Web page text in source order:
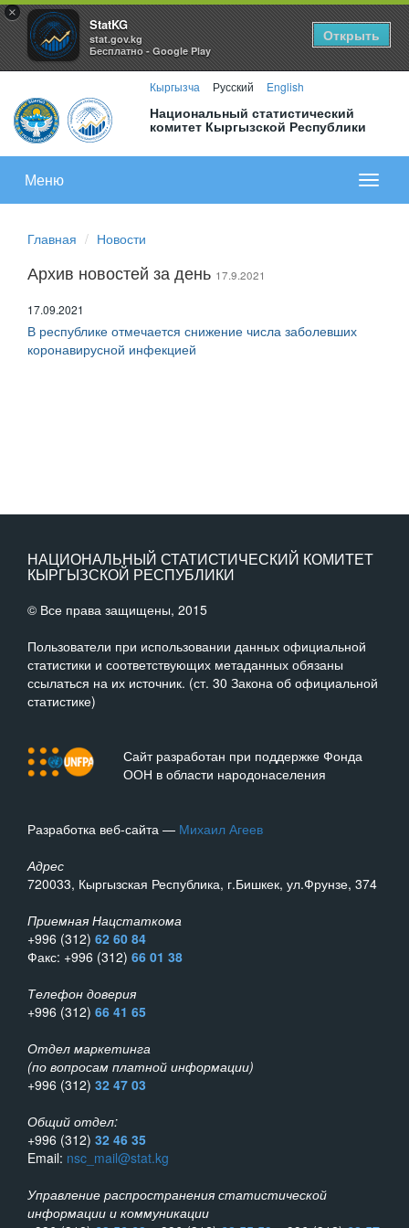
×
StatKG
stat.gov.kg
Бесплатно - Google Play
Открыть
Кыргызча Русский English
Национальный статистический
комитет Кыргызской Республики
меню
Меню
Главная Новости
Архив новостей за день 17.9.2021
17.09.2021
В республике отмечается снижение числа заболевших
коронавирусной инфекцией
НАЦИОНАЛЬНЫЙ СТАТИСТИЧЕСКИЙ КОМИТЕТ
КЫРГЫЗСКОЙ РЕСПУБЛИКИ
© Все права защищены, 2015
Пользователи при использовании данных официальной
статистики и соответствующих метаданных обязаны
ссылаться на их источник. (ст. 30 Закона об официальной
статистике)
Сайт разработан при поддержке Фонда
ООН в области народонаселения
Разработка веб-сайта — Михаил Агеев
Адрес
720033, Кыргызская Республика, г.Бишкек, ул.Фрунзе, 374
Приемная Нацстаткома
+996 (312) 62 60 84
Факс: +996 (312) 66 01 38
Телефон доверия
+996 (312) 66 41 65
Отдел маркетинга
(по вопросам платной информации)
+996 (312) 32 47 03
Общий отдел:
+996 (312) 32 46 35
Email: nsc_mail@stat.kg
Управление распространения статистической
информации и коммуникации